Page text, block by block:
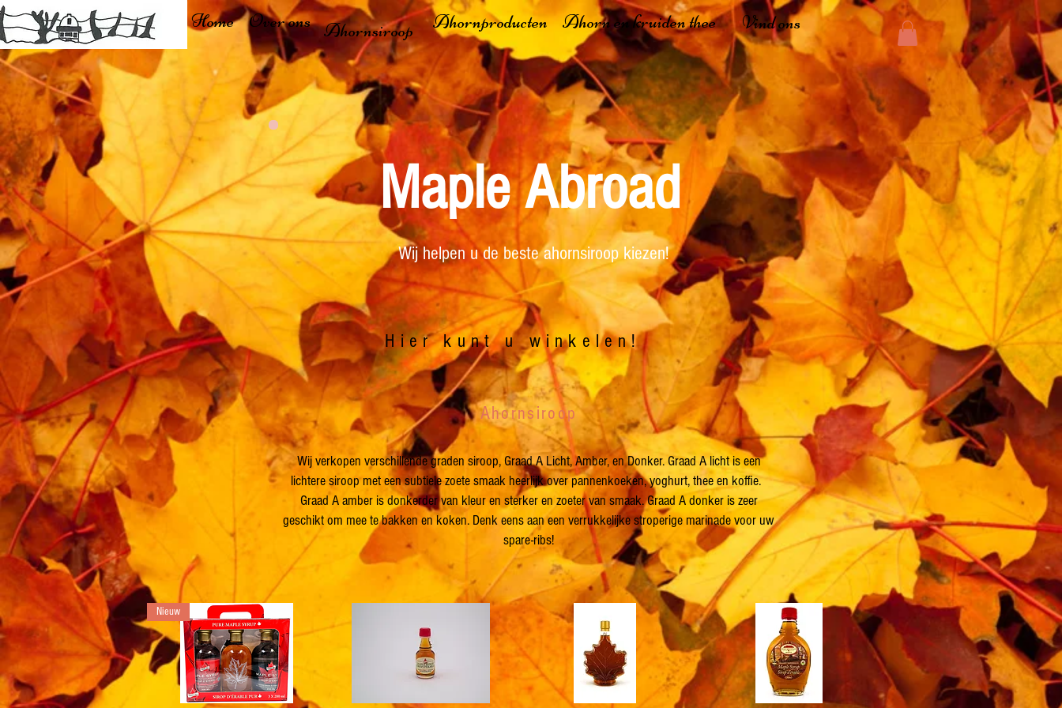
Over ons Ahornproducten
Ahornsiroop
Home Ahorn en kruiden thee Vind ons
Maple Abroad
Wij helpen u de beste ahornsiroop kiezen!
Hier kunt u winkelen!
Ahornsiroop
Wij verkopen verschillende graden siroop, Graad A Licht, Amber, en Donker. Graad A licht is een
lichtere siroop met een subtiele zoete smaak heerlijk over pannenkoeken, yoghurt, thee en koffie.
Graad A amber is donkerder van kleur en sterker en zoeter van smaak. Graad A donker is zeer
geschikt om mee te bakken en koken. Denk eens aan een verrukkelijke stroperige marinade voor uw
spare-ribs!
Nieuw